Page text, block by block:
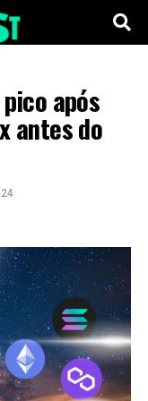
após
antes do